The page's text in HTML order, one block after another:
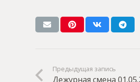
Предыдущая запись
Дежурная смена